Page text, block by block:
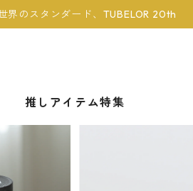
界のスタンダード、TUBELOR 20th
推しアイテム特集